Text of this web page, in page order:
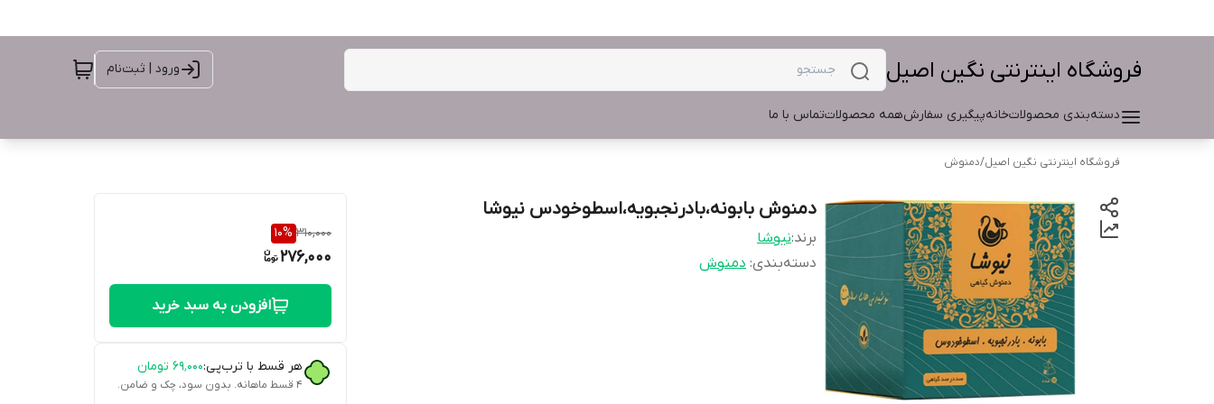
فروشگاه اینترنتی نگین اصیل ورود | ثبت‌نام
دسته‌بندی محصولاتخانهپیگیری سفارشهمه محصولاتتماس با ما
فروشگاه اینترنتی نگین اصیل/دمنوش
دمنوش بابونه،بادرنجبویه،اسطوخودس نیوشا
برند:نیوشا
دسته‌بندی: دمنوش
310,000
10%
276,000
افزودن به سبد خرید
هر قسط با ترب‌پی:۶۹٬۰۰۰ تومان
۴ قسط ماهانه. بدون سود، چک و ضامن.